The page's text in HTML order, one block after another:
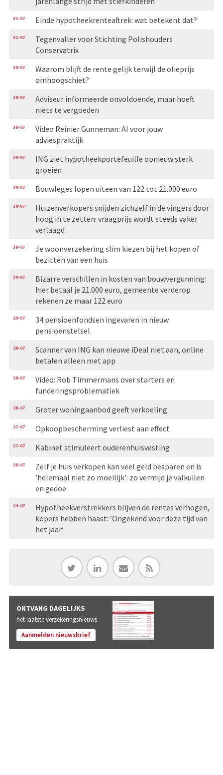
31-07 Einde hypotheekrenteaftrek: wat betekent dat?
31-07
Tegenvaller voor Stichting Polishouders
Conservatrix
30-07
Waarom blijft de rente gelijk terwijl de olieprijs
omhoogschiet?
30-07
Adviseur informeerde onvoldoende, maar hoeft
niets te vergoeden
30-07
Video Reinier Gunneman: AI voor jouw
adviespraktijk
30-07
ING ziet hypotheekportefeuille opnieuw sterk
groeien
30-07 Bouwleges lopen uiteen van 122 tot 21.000 euro
30-07
Huizenverkopers snijden zichzelf in de vingers door
hoog in te zetten: vraagprijs wordt steeds vaker
verlaagd
30-07
Je woonverzekering slim kiezen bij het kopen of
bezitten van een huis
30-07
Bizarre verschillen in kosten van bouwvergunning:
hier betaal je 21.000 euro, gemeente verderop
rekenen ze maar 122 euro
29-07
34 pensioenfondsen ingevaren in nieuw
pensioenstelsel
28-07
Scanner van ING kan nieuwe iDeal niet aan, online
betalen alleen met app
28-07
Video: Rob Timmermans over starters en
funderingsproblematiek
28-07 Groter woningaanbod geeft verkoeling
27-07 Opkoopbescherming verliest aan effect
27-07 Kabinet stimuleert ouderenhuisvesting
26-07
Zelf je huis verkopen kan veel geld besparen en is
’helemaal niet zo moeilijk’: zo vermijd je valkuilen
en gedoe
24-07
Hypotheekverstrekkers blijven de rentes verhogen,
kopers hebben haast: ’Ongekend voor deze tijd van
het jaar’
ONTVANG DAGELIJKS
het laatste verzekeringsnieuws
Aanmelden nieuwsbrief